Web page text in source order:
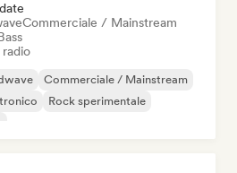
Commerciale / Mainstream
Commerciale / Mainstream
Rock sperimentale